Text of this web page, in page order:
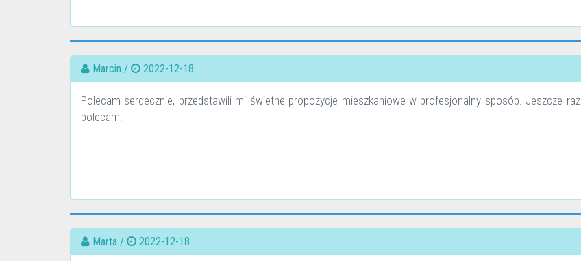
Marcin / 2022-12-18
Polecam serdecznie, przedstawili mi świetne propozycje mieszkaniowe w profesjonalny sposób. Jeszcze raz
polecam!
Marta / 2022-12-18